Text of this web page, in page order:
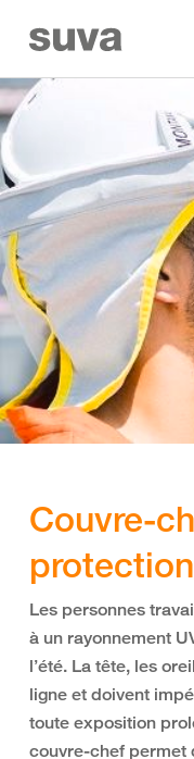
Couvre-
Les personnes
à un rayonnement
l’été. La tête, les
ligne et doivent
toute exposition
couvre-chef permet